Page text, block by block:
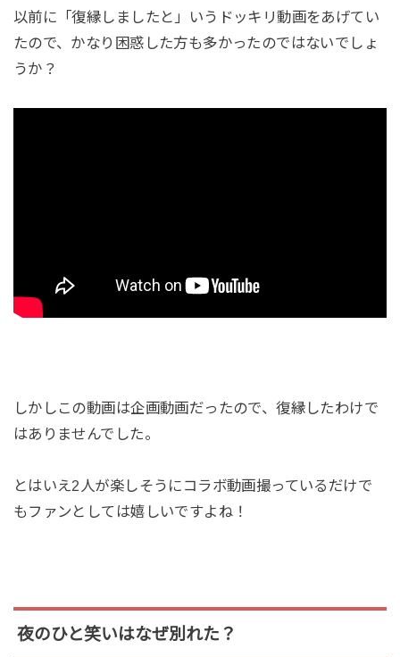
以前に「復縁しましたと」いうドッキリ動画をあげてい
たので、かなり困惑した方も多かったのではないでしょ
うか？
しかしこの動画は企画動画だったので、復縁したわけで
はありませんでした。
とはいえ2人が楽しそうにコラボ動画撮っているだけで
もファンとしては嬉しいですよね！
夜のひと笑いはなぜ別れた？